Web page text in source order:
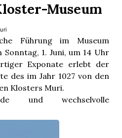
Museum
Führung im Museum
1. Juni, um 14 Uhr
Exponate erlebt der
des im Jahr 1027 von den
Klosters Muri.
und wechselvolle